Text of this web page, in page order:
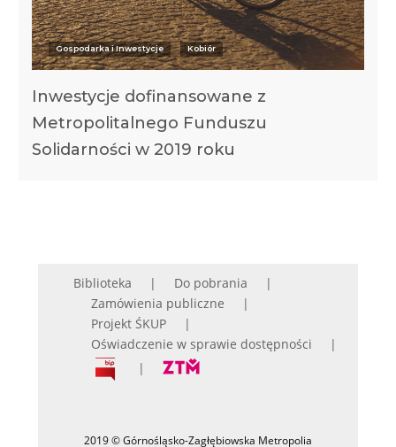
Gospodarka i Inwestycje Kobiór
Inwestycje dofinansowane z
Metropolitalnego Funduszu
Solidarności w 2019 roku
Biblioteka
Do pobrania
Zamówienia publiczne
Projekt ŚKUP
Oświadczenie w sprawie dostępności
2019 © Górnośląsko-Zagłębiowska Metropolia